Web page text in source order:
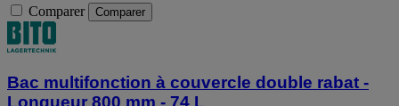
Comparer Comparer
Bac multifonction à couvercle double rabat -
Longueur 800 mm - 74 L